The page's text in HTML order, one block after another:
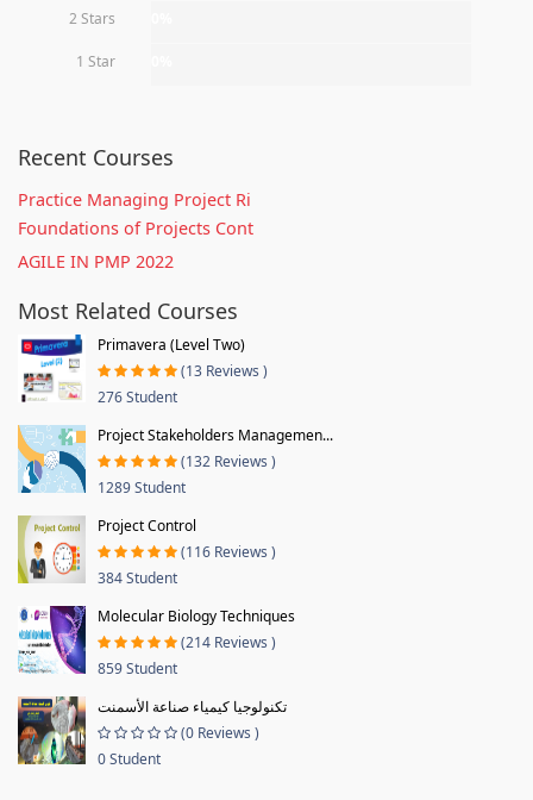
2 Stars
1 Star
Recent Courses
Practice Managing Project Ri
Foundations of Projects Cont
AGILE IN PMP 2022
Most Related Courses
Primavera (Level Two)
(13 Reviews )
276 Student
Project Stakeholders Managemen...
(132 Reviews )
1289 Student
Project Control
(116 Reviews )
384 Student
Molecular Biology Techniques
(214 Reviews )
859 Student
تكنولوجيا كيمياء صناعة الأسمنت
(0 Reviews )
0 Student